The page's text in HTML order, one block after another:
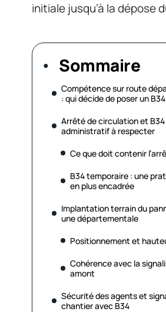
initiale jusqu’à la dépose
Sommaire
Compétence sur route
: qui décide de poser un
Arrêté de circulation et
administratif à respecter
Ce que doit contenir
B34 temporaire : une
en plus encadrée
Implantation terrain du
une départementale
Positionnement et
Cohérence avec la
amont
Sécurité des agents et
chantier avec B34